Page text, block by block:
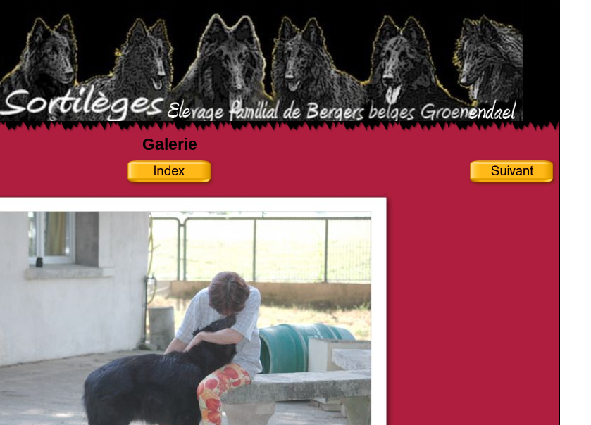
Galerie